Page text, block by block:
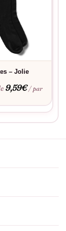
– Jolie
9,59€ / par